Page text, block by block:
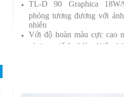
TL-D 90 Graphica
phỏng tương đương với
nhiên
Với độ hoàn màu cực cao
sử dụng để So Màu, Kiểm